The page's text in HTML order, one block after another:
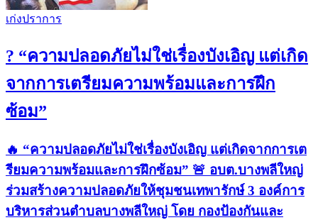
เก่งปราการ
? “ความปลอดภัยไม่ใช่เรื่องบังเอิญ แต่เกิด
จากการเตรียมความพร้อมและการฝึก
ซ้อม”
🔥 “ความปลอดภัยไม่ใช่เรื่องบังเอิญ แต่เกิดจากการเต
รียมความพร้อมและการฝึกซ้อม” 🚨 อบต.บางพลีใหญ่
ร่วมสร้างความปลอดภัยให้ชุมชนเทพารักษ์ 3 องค์การ
บริหารส่วนตำบลบางพลีใหญ่ โดย กองป้องกันและ